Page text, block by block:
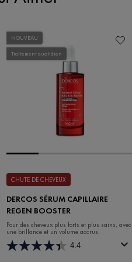
NOUVEAU
Traitement quotidien
CHUTE DE CHEVEUX
DERCOS SÉRUM CAPILLAIRE
REGEN BOOSTER
Pour des cheveux plus forts et plus sains, avec
une brillance et un volume accrus.
4.4